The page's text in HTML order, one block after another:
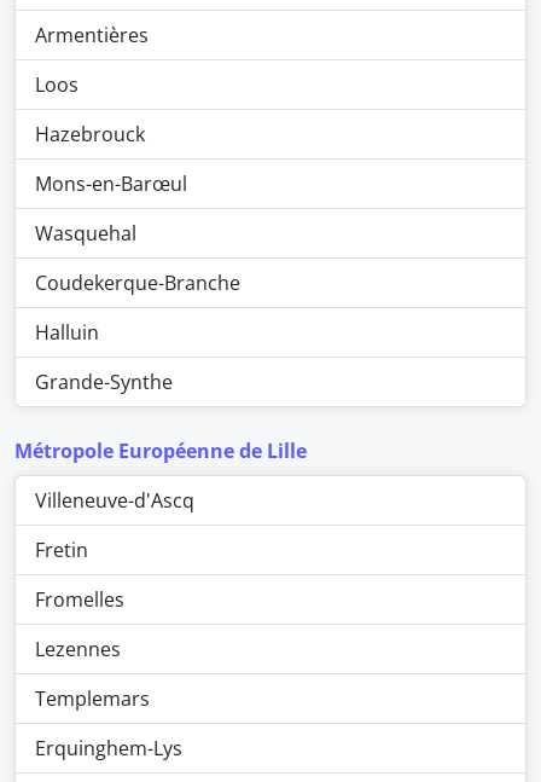
Armentières
Loos
Hazebrouck
Mons-en-Barœul
Wasquehal
Coudekerque-Branche
Halluin
Grande-Synthe
Métropole Européenne de Lille
Villeneuve-d'Ascq
Fretin
Fromelles
Lezennes
Templemars
Erquinghem-Lys